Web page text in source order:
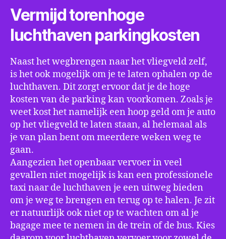
Vermijd torenhoge
luchthaven parkingkosten
Naast het wegbrengen naar het vliegveld zelf,
is het ook mogelijk om je te laten ophalen op de
luchthaven. Dit zorgt ervoor dat je de hoge
kosten van de parking kan voorkomen. Zoals je
weet kost het namelijk een hoop geld om je auto
op het vliegveld te laten staan, al helemaal als
je van plan bent om meerdere weken weg te
gaan.
Aangezien het openbaar vervoer in veel
gevallen niet mogelijk is kan een professionele
taxi naar de luchthaven je een uitweg bieden
om je weg te brengen en terug op te halen. Je zit
er natuurlijk ook niet op te wachten om al je
bagage mee te nemen in de trein of de bus. Kies